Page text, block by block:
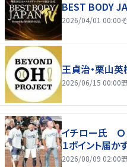
BEST BODY
2026/04/01 00:00
王貞治・栗山
2026/06/15 00:00
イチロー氏 Ｏ
１ポイント届か
2026/08/09 02:00